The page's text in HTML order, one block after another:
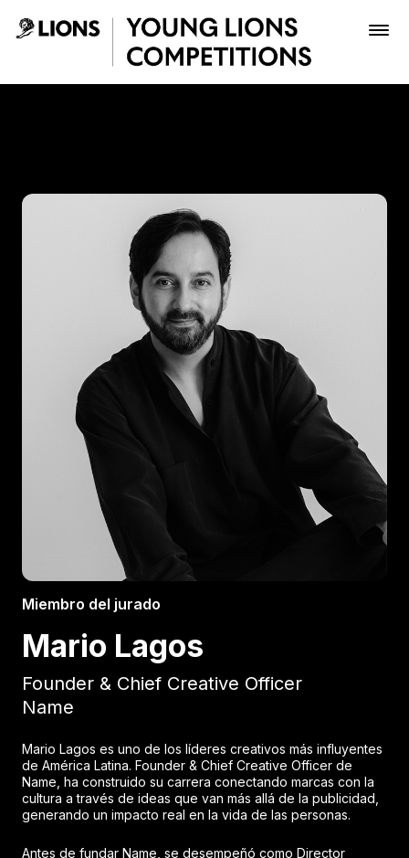
Saltar al contenido principal
Inscribir
Boletería
Miembro del jurado
Mario Lagos
Founder & Chief Creative Officer
Name
Mario Lagos es uno de los líderes creativos más influyentes
de América Latina. Founder & Chief Creative Officer de
Name, ha construido su carrera conectando marcas con la
cultura a través de ideas que van más allá de la publicidad,
generando un impacto real en la vida de las personas.
Antes de fundar Name, se desempeñó como Director